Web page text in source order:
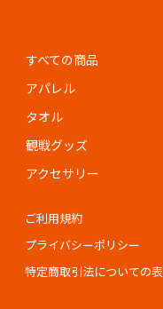
すべての商品
アパレル
タオル
観戦グッズ
アクセサリー
ご利用規約
プライバシーポリシー
特定商取引法についての